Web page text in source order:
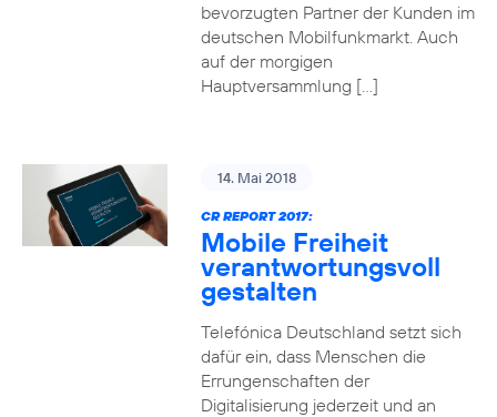
bevorzugten Partner der Kunden im
deutschen Mobilfunkmarkt. Auch
auf der morgigen
Hauptversammlung […]
14. Mai 2018
CR REPORT 2017:
Mobile Freiheit
verantwortungsvoll
gestalten
Telefónica Deutschland setzt sich
dafür ein, dass Menschen die
Errungenschaften der
Digitalisierung jederzeit und an